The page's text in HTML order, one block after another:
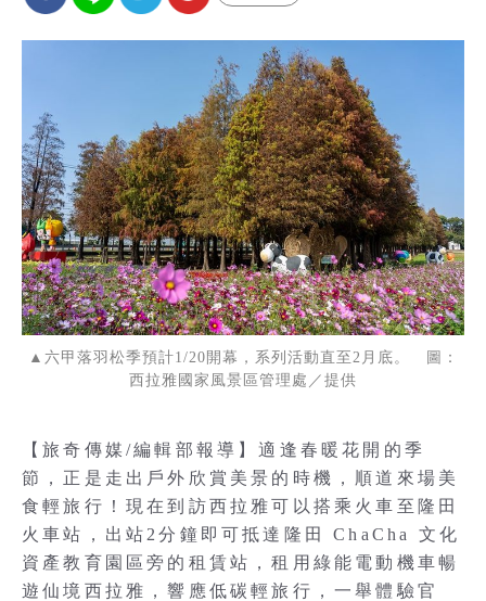
▲六甲落羽松季預計1/20開幕，系列活動直至2月底。 圖：
西拉雅國家風景區管理處／提供
【旅奇傳媒/編輯部報導】適逢春暖花開的季
節，正是走出戶外欣賞美景的時機，順道來場美
食輕旅行！現在到訪西拉雅可以搭乘火車至隆田
火車站，出站2分鐘即可抵達隆田 ChaCha 文化
資產教育園區旁的租賃站，租用綠能電動機車暢
遊仙境西拉雅，響應低碳輕旅行，一舉體驗官